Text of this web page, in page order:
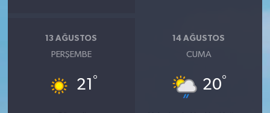
13 AĞUSTOS
PERŞEMBE
21 °
14 AĞUSTOS
CUMA
20°